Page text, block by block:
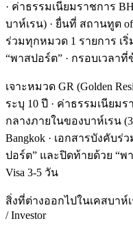
· ค่าธรรมเนียมราชการ
บาห์เรน) · ยื่นที่ สถานทูต of
ร่วมทุกหมวด 1 รายการ เ
“พาสปอร์ต” · กรอบเวลาที่
เจาะหมวด GR (Golden
ระบุ 10 ปี · ค่าธรรมเนียมร
กลางภายในของบาห์เรน
Bangkok · เอกสารบังคับ
ปอร์ต” และปิดท้ายด้วย “พ
Visa 3-5 วัน
สิ่งที่ต่างออกไปในเคสบาห์เ
/ Investor